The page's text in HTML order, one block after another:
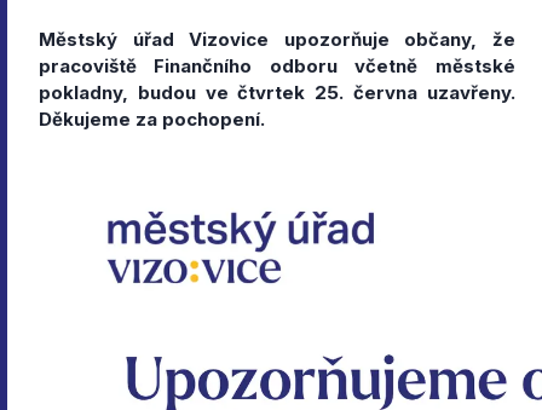
Městský úřad Vizovice upozorňuje občany, že
pracoviště Finančního odboru včetně městské
pokladny, budou ve čtvrtek 25. června uzavřeny.
Děkujeme za pochopení.